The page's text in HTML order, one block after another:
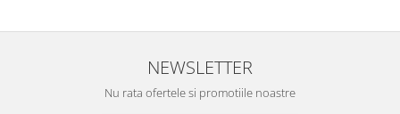
NEWSLETTER
Nu rata ofertele si promotiile noastre